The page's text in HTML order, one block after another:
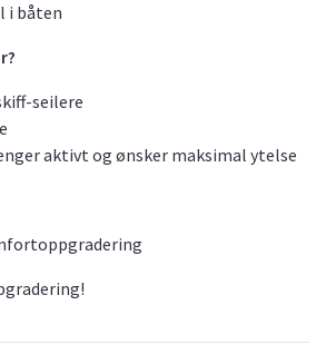
i båten
seilere
aktivt og ønsker maksimal ytelse